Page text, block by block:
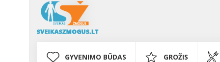
GYVENIMO BŪDAS GROŽIS